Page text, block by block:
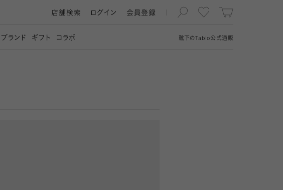
靴下の Tabio公式通販
店舗検索 ログイン 会員登録
ブランド ギフト コラボ